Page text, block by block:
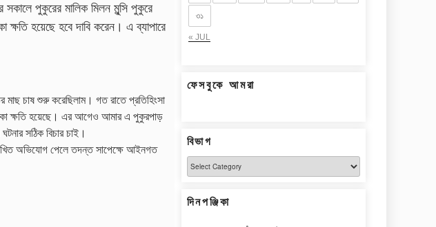
পুকুরের মালিক মিলন মুন্সি পুকুরে
হয়েছে হবে দাবি করেন। এ ব্যাপারে
মাছ চাষ শুরু করেছিলাম। গত রাতে প্রতিহিংসা
ক্ষতি হয়েছে। এর আগেও আমার এ পুকুরপাড়
সঠিক বিচার চাই।
অভিযোগ পেলে তদন্ত সাপেক্ষে আইনগত
« JUL
৩১
ফেসবুকে আমরা
বিভাগ
বিভাগ
দিনপঞ্জিকা